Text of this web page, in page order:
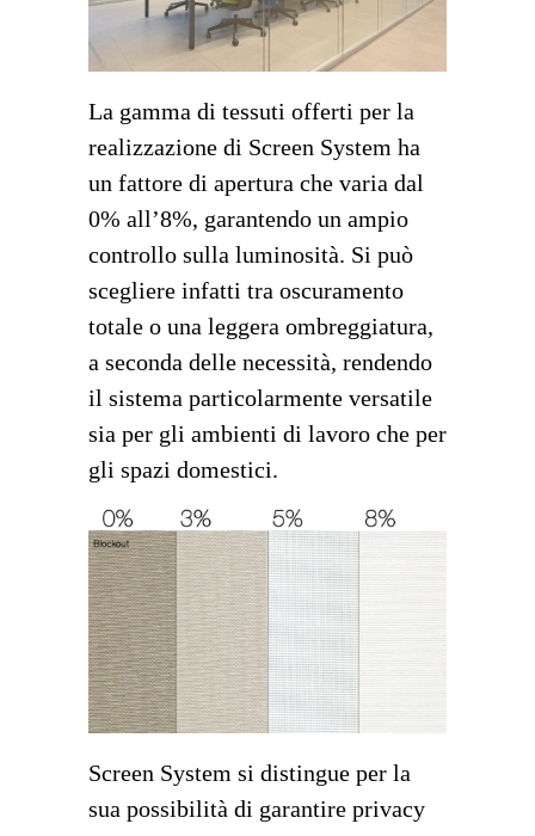
La gamma di tessuti offerti per la
realizzazione di Screen System ha
un fattore di apertura che varia dal
0% all’8%, garantendo un ampio
controllo sulla luminosità. Si può
scegliere infatti tra oscuramento
totale o una leggera ombreggiatura,
a seconda delle necessità, rendendo
il sistema particolarmente versatile
sia per gli ambienti di lavoro che per
gli spazi domestici.
Screen System si distingue per la
sua possibilità di garantire privacy